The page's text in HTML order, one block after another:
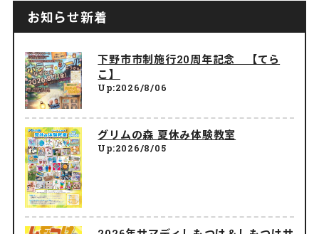
お知らせ新着
下野市市制施行20周年記念 【てら
こ】
Up:2026/8/06
グリムの森 夏休み体験教室
Up:2026/8/05